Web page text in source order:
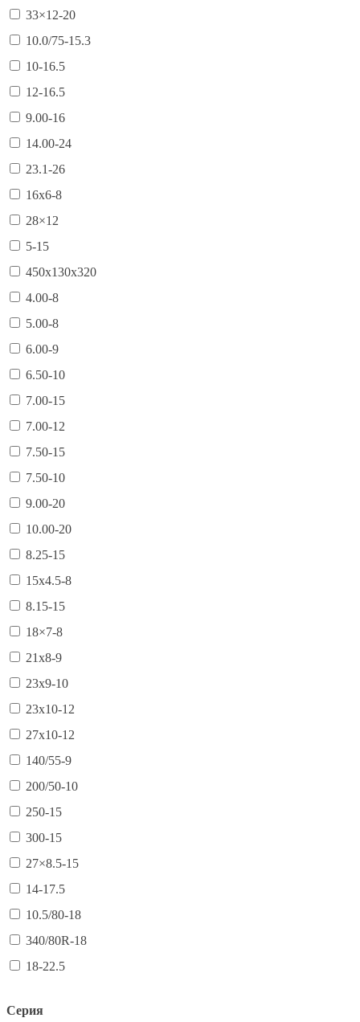
33×12-20
10.0/75-15.3
10-16.5
12-16.5
9.00-16
14.00-24
23.1-26
16х6-8
28×12
5-15
450х130х320
4.00-8
5.00-8
6.00-9
6.50-10
7.00-15
7.00-12
7.50-15
7.50-10
9.00-20
10.00-20
8.25-15
15х4.5-8
8.15-15
18×7-8
21х8-9
23х9-10
23х10-12
27х10-12
140/55-9
200/50-10
250-15
300-15
27×8.5-15
14-17.5
10.5/80-18
340/80R-18
18-22.5
Серия